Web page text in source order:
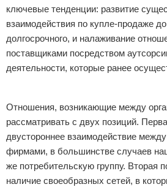
ключевые тенденции: развитие
взаимодействия по купле-продаже
долгосрочного, и налаживание
поставщиками посредством
деятельности, которые ранее
Отношения, возникающие между
рассматривать с двух позиций.
двустороннее взаимодействие
фирмами, в большинстве случаев
же потребительскую группу. Вторая
наличие своеобразных сетей, в